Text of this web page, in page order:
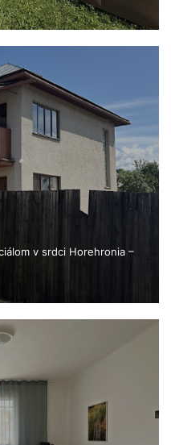
v srdci Horehronia –